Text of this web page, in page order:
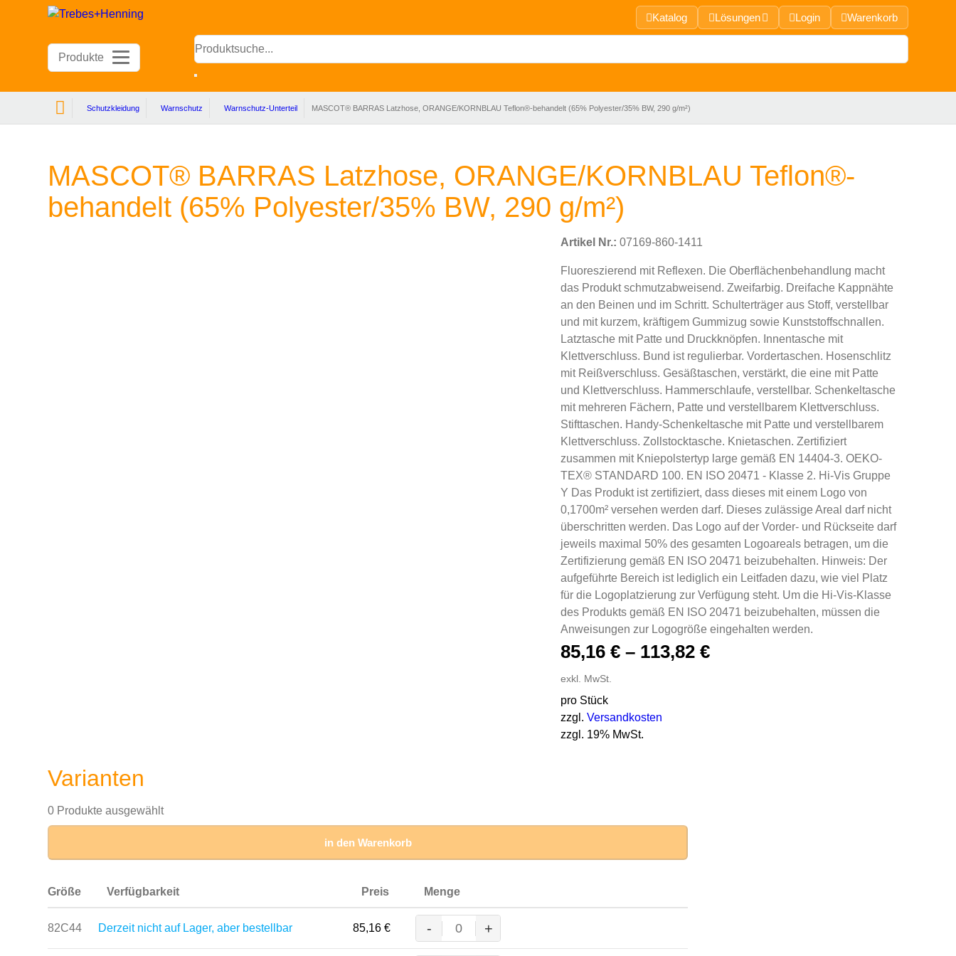
Katalog Lösungen Login Warenkorb
Produkte
Produktsuche...
Schutzkleidung Warnschutz Warnschutz-Unterteil MASCOT® BARRAS Latzhose, ORANGE/KORNBLAU Teflon®-behandelt (65% Polyester/35% BW, 290 g/m²)
MASCOT® BARRAS Latzhose, ORANGE/KORNBLAU Teflon®-
behandelt (65% Polyester/35% BW, 290 g/m²)
Artikel Nr.: 07169-860-1411
Fluoreszierend mit Reflexen. Die Oberflächenbehandlung macht
das Produkt schmutzabweisend. Zweifarbig. Dreifache Kappnähte
an den Beinen und im Schritt. Schulterträger aus Stoff, verstellbar
und mit kurzem, kräftigem Gummizug sowie Kunststoffschnallen.
Latztasche mit Patte und Druckknöpfen. Innentasche mit
Klettverschluss. Bund ist regulierbar. Vordertaschen. Hosenschlitz
mit Reißverschluss. Gesäßtaschen, verstärkt, die eine mit Patte
und Klettverschluss. Hammerschlaufe, verstellbar. Schenkeltasche
mit mehreren Fächern, Patte und verstellbarem Klettverschluss.
Stifttaschen. Handy-Schenkeltasche mit Patte und verstellbarem
Klettverschluss. Zollstocktasche. Knietaschen. Zertifiziert
zusammen mit Kniepolstertyp large gemäß EN 14404-3. OEKO-
TEX® STANDARD 100. EN ISO 20471 - Klasse 2. Hi-Vis Gruppe
Y Das Produkt ist zertifiziert, dass dieses mit einem Logo von
0,1700m² versehen werden darf. Dieses zulässige Areal darf nicht
überschritten werden. Das Logo auf der Vorder- und Rückseite darf
jeweils maximal 50% des gesamten Logoareals betragen, um die
Zertifizierung gemäß EN ISO 20471 beizubehalten. Hinweis: Der
aufgeführte Bereich ist lediglich ein Leitfaden dazu, wie viel Platz
für die Logoplatzierung zur Verfügung steht. Um die Hi-Vis-Klasse
des Produkts gemäß EN ISO 20471 beizubehalten, müssen die
Anweisungen zur Logogröße eingehalten werden.
85,16 €– 113,82 €
exkl. MwSt.
pro Stück
zzgl. Versandkosten
zzgl. 19% MwSt.
Varianten
0 Produkte ausgewählt
in den Warenkorb
Größe Verfügbarkeit Preis Menge
82C44 Derzeit nicht auf Lager, aber bestellbar 85,16 €
MASCOT® BARRAS Latzhose,
ORANGE/KORNBLAU
- +